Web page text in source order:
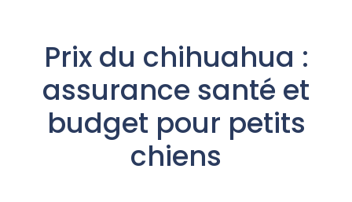
Prix du chihuahua :
assurance santé et
budget pour petits
chiens